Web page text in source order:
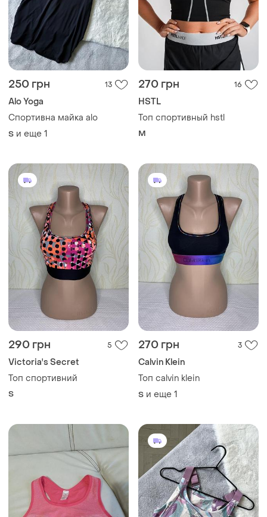
250 грн 13
Alo Yoga
Спортивна майка alo
S и еще 1
270 грн 16
HSTL
Топ спортивный hstl
M
290 грн 5
Victoria's Secret
Топ спортивний
S
270 грн 3
Calvin Klein
Топ calvin klein
S и еще 1